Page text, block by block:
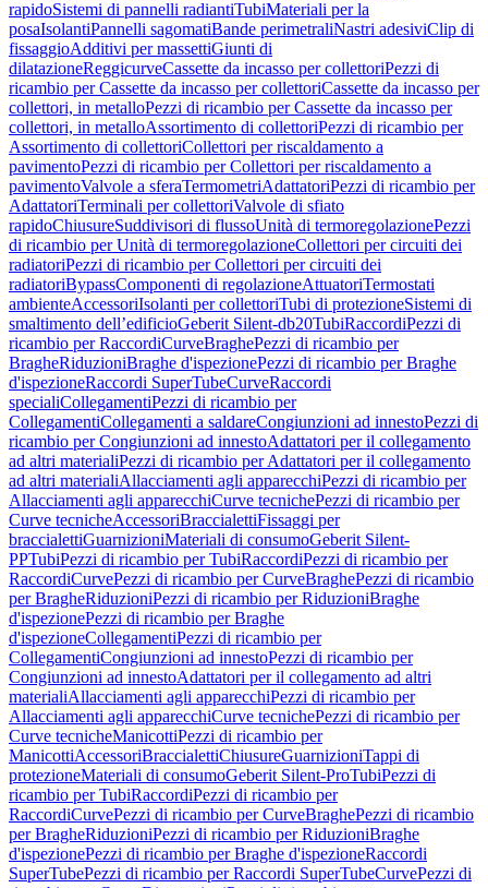
rapidoSistemi di pannelli radiantiTubiMateriali per la
posaIsolantiPannelli sagomatiBande perimetraliNastri adesiviClip di
fissaggioAdditivi per massettiGiunti di
dilatazioneReggicurveCassette da incasso per collettoriPezzi di
ricambio per Cassette da incasso per collettoriCassette da incasso per
collettori, in metalloPezzi di ricambio per Cassette da incasso per
collettori, in metalloAssortimento di collettoriPezzi di ricambio per
Assortimento di collettoriCollettori per riscaldamento a
pavimentoPezzi di ricambio per Collettori per riscaldamento a
pavimentoValvole a sferaTermometriAdattatoriPezzi di ricambio per
AdattatoriTerminali per collettoriValvole di sfiato
rapidoChiusureSuddivisori di flussoUnità di termoregolazionePezzi
di ricambio per Unità di termoregolazioneCollettori per circuiti dei
radiatoriPezzi di ricambio per Collettori per circuiti dei
radiatoriBypassComponenti di regolazioneAttuatoriTermostati
ambienteAccessoriIsolanti per collettoriTubi di protezioneSistemi di
smaltimento dell’edificioGeberit Silent-db20TubiRaccordiPezzi di
ricambio per RaccordiCurveBraghePezzi di ricambio per
BragheRiduzioniBraghe d'ispezionePezzi di ricambio per Braghe
d'ispezioneRaccordi SuperTubeCurveRaccordi
specialiCollegamentiPezzi di ricambio per
CollegamentiCollegamenti a saldareCongiunzioni ad innestoPezzi di
ricambio per Congiunzioni ad innestoAdattatori per il collegamento
ad altri materialiPezzi di ricambio per Adattatori per il collegamento
ad altri materialiAllacciamenti agli apparecchiPezzi di ricambio per
Allacciamenti agli apparecchiCurve tecnichePezzi di ricambio per
Curve tecnicheAccessoriBraccialettiFissaggi per
braccialettiGuarnizioniMateriali di consumoGeberit Silent-
PPTubiPezzi di ricambio per TubiRaccordiPezzi di ricambio per
RaccordiCurvePezzi di ricambio per CurveBraghePezzi di ricambio
per BragheRiduzioniPezzi di ricambio per RiduzioniBraghe
d'ispezionePezzi di ricambio per Braghe
d'ispezioneCollegamentiPezzi di ricambio per
CollegamentiCongiunzioni ad innestoPezzi di ricambio per
Congiunzioni ad innestoAdattatori per il collegamento ad altri
materialiAllacciamenti agli apparecchiPezzi di ricambio per
Allacciamenti agli apparecchiCurve tecnichePezzi di ricambio per
Curve tecnicheManicottiPezzi di ricambio per
ManicottiAccessoriBraccialettiChiusureGuarnizioniTappi di
protezioneMateriali di consumoGeberit Silent-ProTubiPezzi di
ricambio per TubiRaccordiPezzi di ricambio per
RaccordiCurvePezzi di ricambio per CurveBraghePezzi di ricambio
per BragheRiduzioniPezzi di ricambio per RiduzioniBraghe
d'ispezionePezzi di ricambio per Braghe d'ispezioneRaccordi
SuperTubePezzi di ricambio per Raccordi SuperTubeCurvePezzi di